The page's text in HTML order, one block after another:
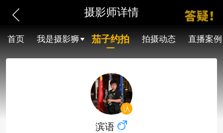
摄影师详情
首页 我是摄影狮 茄子约拍 拍摄动态 直播案例
滨语